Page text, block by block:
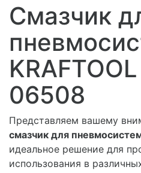
Смазчик
06508
Представляем вашему
смазчик для
идеальное решение для
использования в